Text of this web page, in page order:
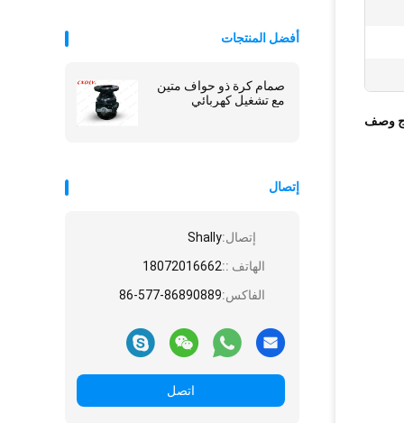
أفضل المنتجات
صمام كرة ذو حواف متين
مع تشغيل كهربائي
إتصال
إتصال:Shally
الهاتف ::18072016662
الفاكس:86-577-86890889
اتصل
وصف